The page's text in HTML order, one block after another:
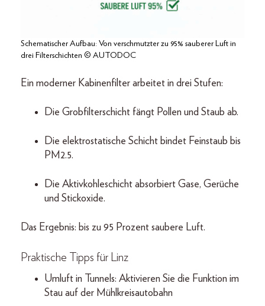
Schematischer Aufbau: Von verschmutzter zu 95% sauberer Luft in
drei Filterschichten © AUTODOC
Ein moderner Kabinenfilter arbeitet in drei Stufen:
Die Grobfilterschicht fängt Pollen und Staub ab.
Die elektrostatische Schicht bindet Feinstaub bis
PM2.5.
Die Aktivkohleschicht absorbiert Gase, Gerüche
und Stickoxide.
Das Ergebnis: bis zu 95 Prozent saubere Luft.
Praktische Tipps für Linz
Umluft in Tunnels: Aktivieren Sie die Funktion im
Stau auf der Mühlkreisautobahn